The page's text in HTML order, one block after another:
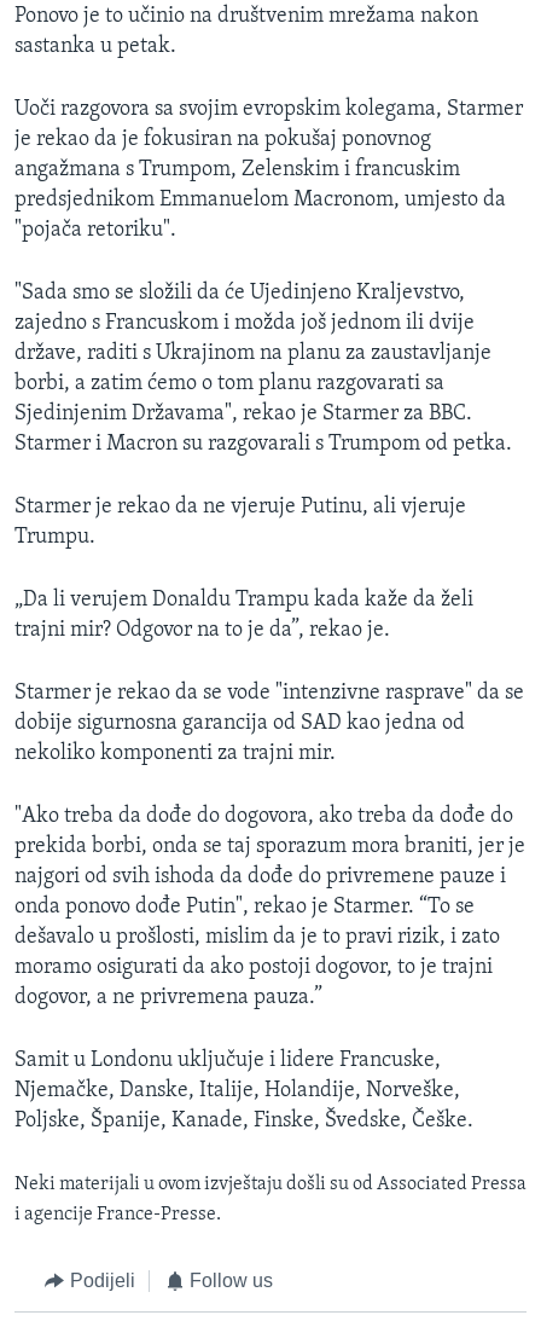
Ponovo je to učinio na društvenim mrežama nakon
sastanka u petak.
Uoči razgovora sa svojim evropskim kolegama, Starmer
je rekao da je fokusiran na pokušaj ponovnog
angažmana s Trumpom, Zelenskim i francuskim
predsjednikom Emmanuelom Macronom, umjesto da
"pojača retoriku".
"Sada smo se složili da će Ujedinjeno Kraljevstvo,
zajedno s Francuskom i možda još jednom ili dvije
države, raditi s Ukrajinom na planu za zaustavljanje
borbi, a zatim ćemo o tom planu razgovarati sa
Sjedinjenim Državama", rekao je Starmer za BBC.
Starmer i Macron su razgovarali s Trumpom od petka.
Starmer je rekao da ne vjeruje Putinu, ali vjeruje
Trumpu.
„Da li verujem Donaldu Trampu kada kaže da želi
trajni mir? Odgovor na to je da”, rekao je.
Starmer je rekao da se vode "intenzivne rasprave" da se
dobije sigurnosna garancija od SAD kao jedna od
nekoliko komponenti za trajni mir.
"Ako treba da dođe do dogovora, ako treba da dođe do
prekida borbi, onda se taj sporazum mora braniti, jer je
najgori od svih ishoda da dođe do privremene pauze i
onda ponovo dođe Putin", rekao je Starmer. “To se
dešavalo u prošlosti, mislim da je to pravi rizik, i zato
moramo osigurati da ako postoji dogovor, to je trajni
dogovor, a ne privremena pauza.”
Samit u Londonu uključuje i lidere Francuske,
Njemačke, Danske, Italije, Holandije, Norveške,
Poljske, Španije, Kanade, Finske, Švedske, Češke.
Neki materijali u ovom izvještaju došli su od Associated Pressa
i agencije France-Presse.
Podijeli Follow us